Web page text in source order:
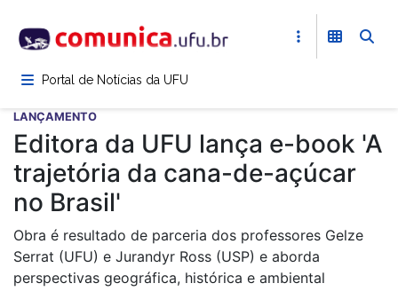
para
conteúdoPortal de Notícias da UFU
LANÇAMENTO
Editora da UFU lança e-book 'A
trajetória da cana-de-açúcar
no Brasil'
Obra é resultado de parceria dos professores Gelze
Serrat (UFU) e Jurandyr Ross (USP) e aborda
perspectivas geográfica, histórica e ambiental